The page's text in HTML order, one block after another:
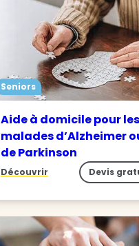
Seniors
Aide à domicile pour les
malades d’Alzheimer
de Parkinson
Découvrir Devis